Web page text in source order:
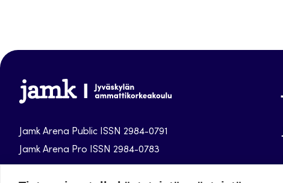
Jamk
Arena
Jamk Arena Public ISSN 2984-0791
Jamk Arena Pro ISSN 2984-0783
Jyväskylän ammattikorkeakoulun julkaisut